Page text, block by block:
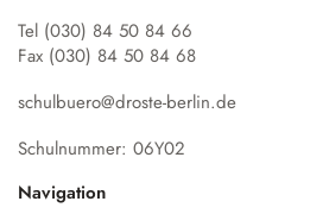
Tel (030) 84 50 84 66
Fax (030) 84 50 84 68
schulbuero@droste-berlin.de
Schulnummer: 06Y02
Navigation